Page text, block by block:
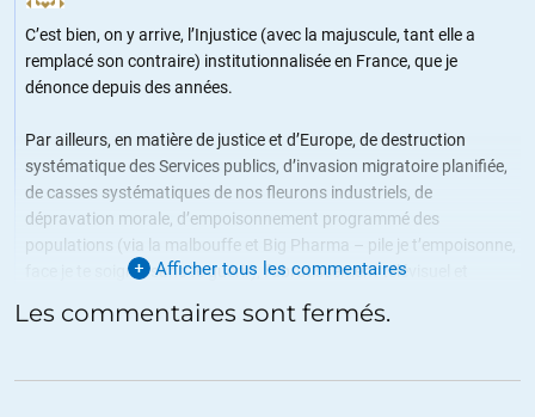
C’est bien, on y arrive, l’Injustice (avec la majuscule, tant elle a
remplacé son contraire) institutionnalisée en France, que je
dénonce depuis des années.
Par ailleurs, en matière de justice et d’Europe, de destruction
systématique des Services publics, d’invasion migratoire planifiée,
de casses systématiques de nos fleurons industriels, de
dépravation morale, d’empoisonnement programmé des
populations (via la malbouffe et Big Pharma – pile je t’empoisonne,
face je te soigne, sans te guérir), l’abrutissement télévisuel et
n’assimile pas ce qui est développé de manière magistrale ci-
l’esclavage final des peuples d’Europe et d’ailleurs.
Afficher tous les commentaires
Les commentaires sont fermés.